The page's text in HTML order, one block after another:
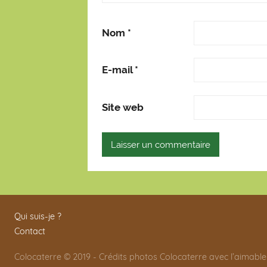
Nom *
E-mail*
Site web
Qui suis-je ?
Contact
Colocaterre © 2019 - Crédits photos Colocaterre avec